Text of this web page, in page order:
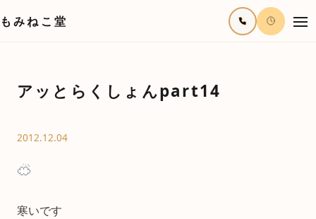
もみねこ堂
アッとらくしょんpart14
2012.12.04
寒いです